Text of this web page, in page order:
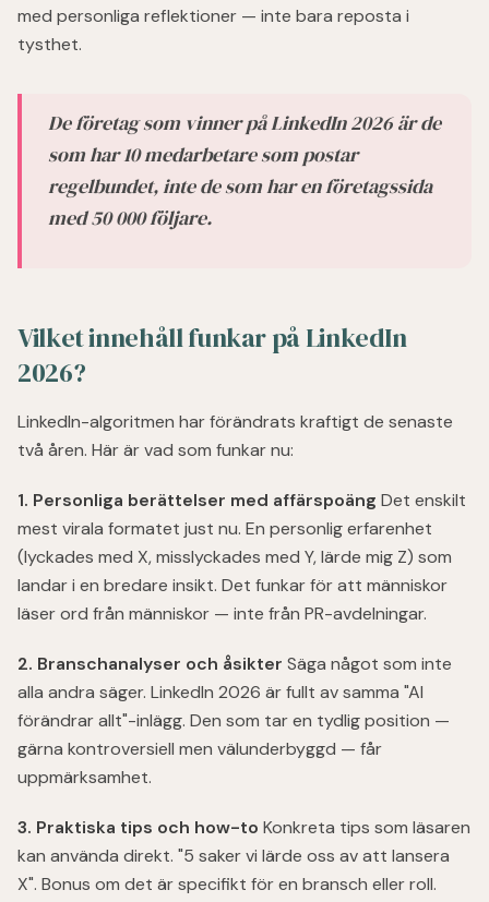
med personliga reflektioner — inte bara reposta i
tysthet.
De företag som vinner på LinkedIn 2026 är de
som har 10 medarbetare som postar
regelbundet, inte de som har en företagssida
med 50 000 följare.
Vilket innehåll funkar på LinkedIn
2026?
LinkedIn-algoritmen har förändrats kraftigt de senaste
två åren. Här är vad som funkar nu:
1. Personliga berättelser med affärspoäng Det enskilt
mest virala formatet just nu. En personlig erfarenhet
(lyckades med X, misslyckades med Y, lärde mig Z) som
landar i en bredare insikt. Det funkar för att människor
läser ord från människor — inte från PR-avdelningar.
2. Branschanalyser och åsikter Säga något som inte
alla andra säger. LinkedIn 2026 är fullt av samma "AI
förändrar allt"-inlägg. Den som tar en tydlig position —
gärna kontroversiell men välunderbyggd — får
uppmärksamhet.
3. Praktiska tips och how-to Konkreta tips som läsaren
kan använda direkt. "5 saker vi lärde oss av att lansera
X". Bonus om det är specifikt för en bransch eller roll.